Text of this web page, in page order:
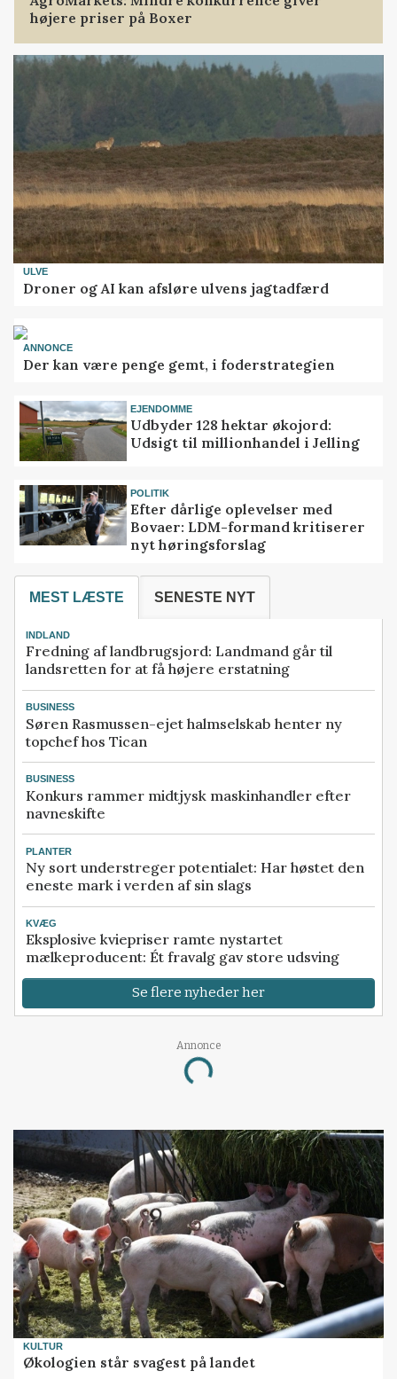
højere priser på Boxer
ULVE
Droner og AI kan afsløre ulvens jagtadfærd
ANNONCE
Der kan være penge gemt, i foderstrategien
EJENDOMME
Udbyder 128 hektar økojord:
Udsigt til millionhandel i Jelling
POLITIK
Efter dårlige oplevelser med
Bovaer: LDM-formand kritiserer
nyt høringsforslag
MEST LÆSTE SENESTE NYT
INDLAND
Fredning af landbrugsjord: Landmand går til
landsretten for at få højere erstatning
BUSINESS
Søren Rasmussen-ejet halmselskab henter ny
topchef hos Tican
BUSINESS
Konkurs rammer midtjysk maskinhandler efter
navneskifte
PLANTER
Ny sort understreger potentialet: Har høstet den
eneste mark i verden af sin slags
KVÆG
Eksplosive kviepriser ramte nystartet
mælkeproducent: Ét fravalg gav store udsving
Se flere nyheder her
Annonce
Loading...
KULTUR
Økologien står svagest på landet